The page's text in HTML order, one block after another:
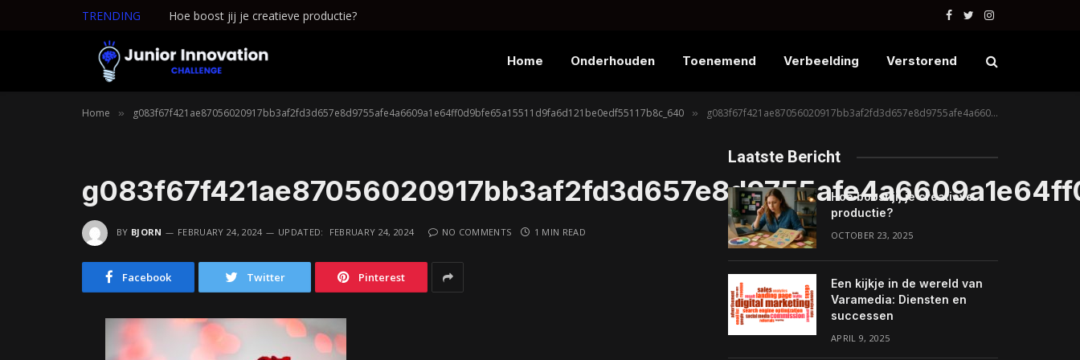
TRENDING Hoe boost jij je creatieve productie? Facebook
TwitterInstagram
Home Onderhouden Toenemend Verbeelding Verstorend
Home » g083f67f421ae87056020917bb3af2fd3d657e8d9755afe4a6609a1e64ff0d9bfe65a15511d9fa6d121be0edf55117b8c_640 » g083f67f421ae87056020917bb3af2fd3d657e8d9755afe4a6609a1e64ff0d9bfe65a15511d9fa6d121be0edf55117b8c_640
BY BJORN FEBRUARY 24, 2024 UPDATED: FEBRUARY 24, 2024 NO COMMENTS 1 MIN READ
Facebook Twitter Pinterest
Laatste Bericht
Hoe boost jij je creatieve
productie?
OCTOBER 23, 2025
Een kijkje in de wereld van
Varamedia: Diensten en
successen
APRIL 9, 2025